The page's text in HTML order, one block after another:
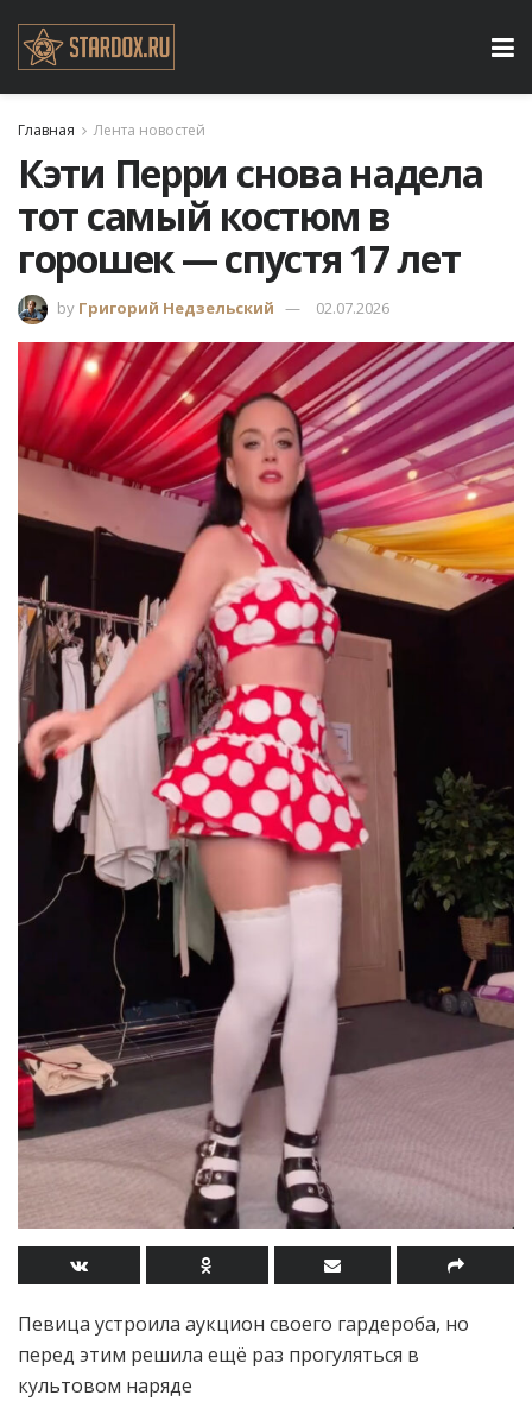
Главная Лента новостей
Кэти Перри снова надела
тот самый костюм в
горошек — спустя 17 лет
by Григорий Недзельский 02.07.2026
Певица устроила аукцион своего гардероба, но
перед этим решила ещё раз прогуляться в
культовом наряде